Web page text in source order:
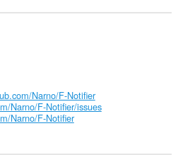
Narno/F-Notifier
Narno/F-Notifier/issues
Narno/F-Notifier